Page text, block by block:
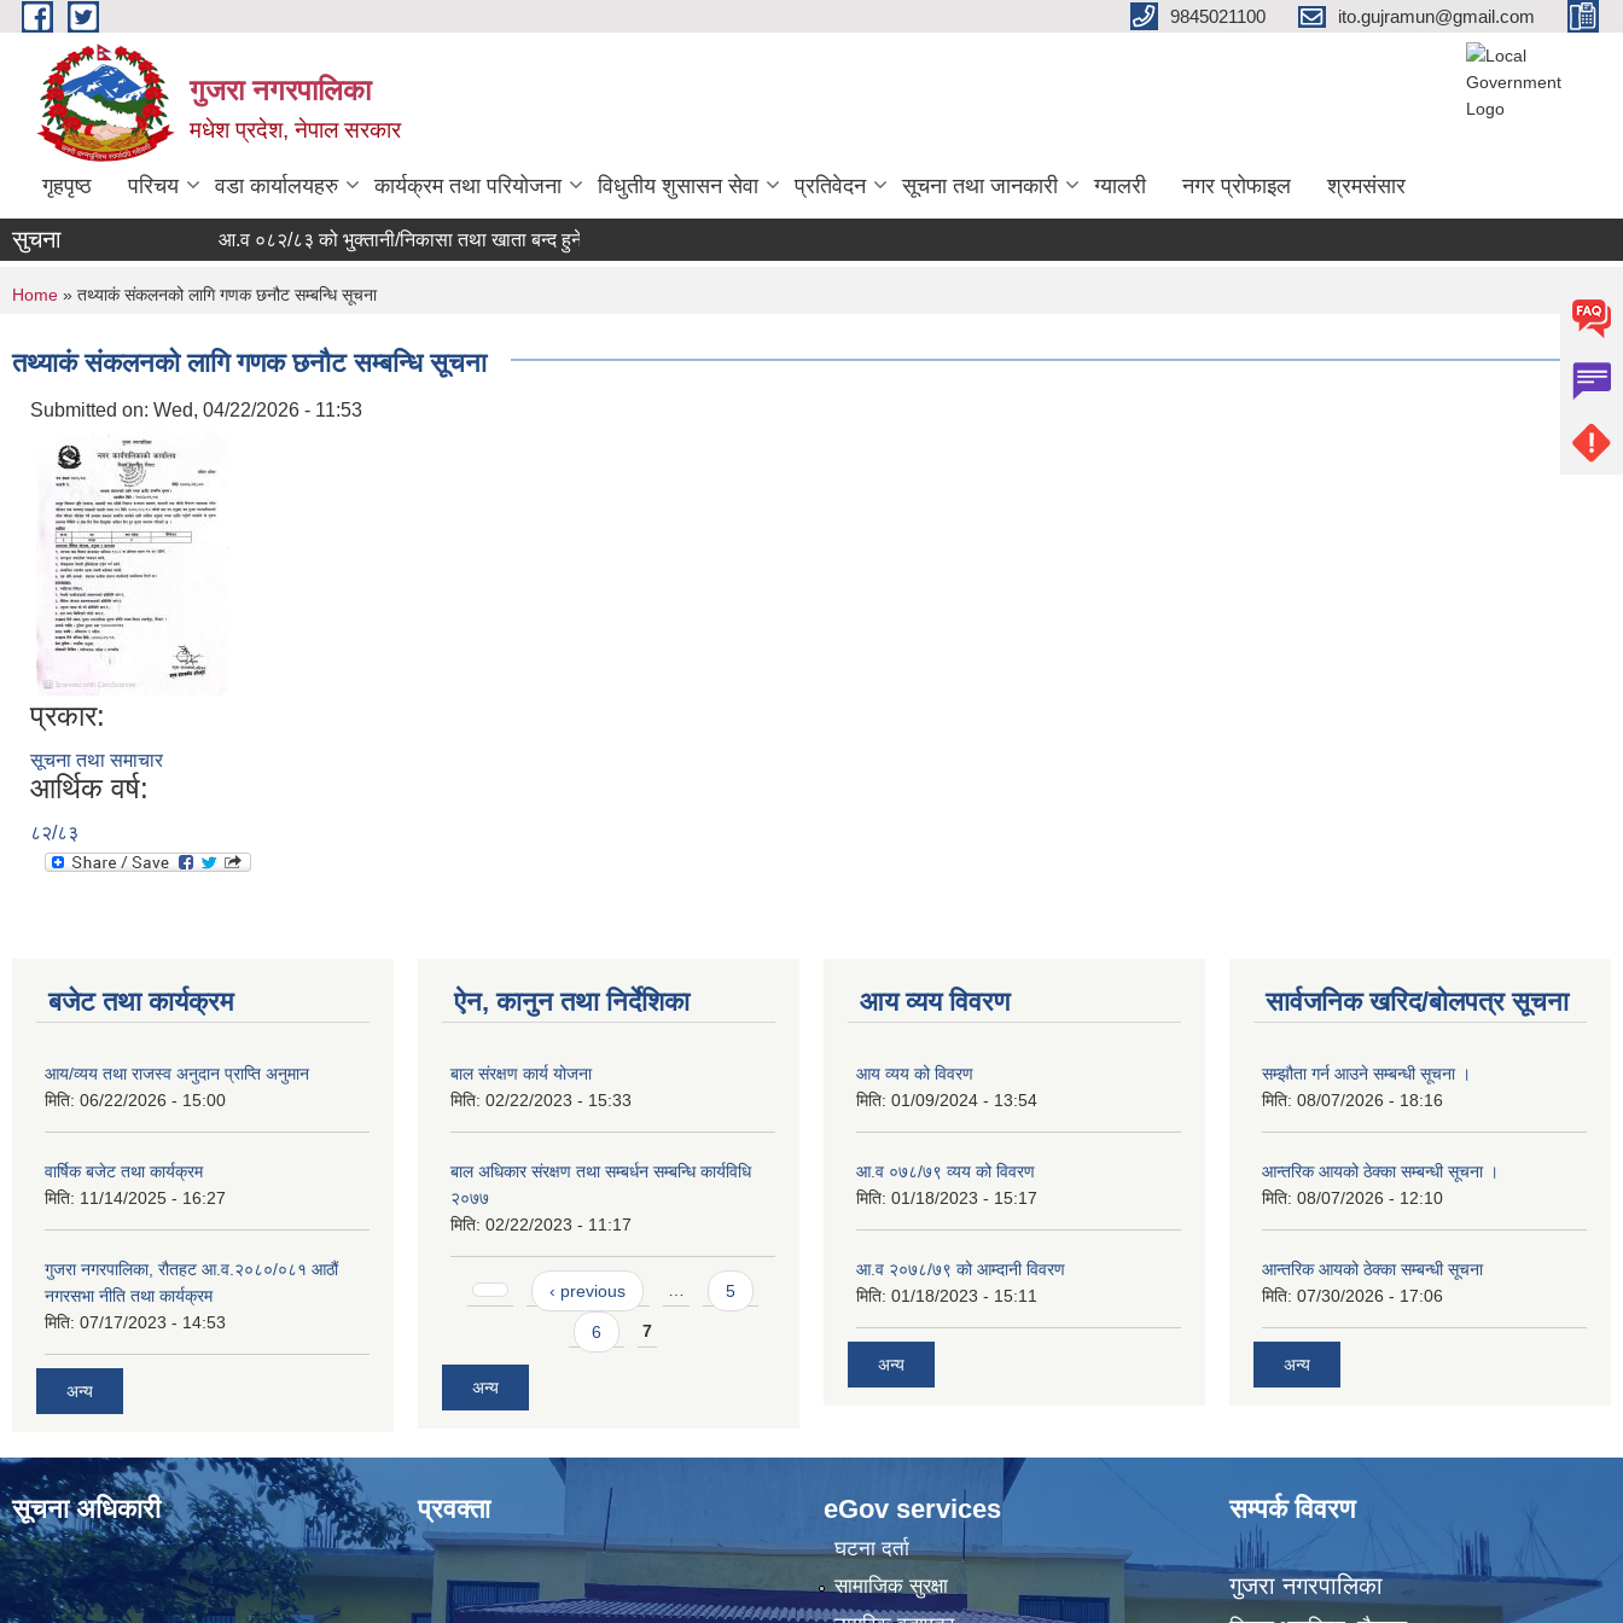
Skip to main content 9845021100 ito.gujramun@gmail.com
गुजरा नगरपालिका
मधेश प्रदेश, नेपाल सरकार
गृहपृष्ठ परिचय वडा कार्यालयहरु कार्यक्रम तथा परियोजना विधुतीय शुसासन सेवा प्रतिवेदन सूचना तथा जानकारी ग्यालरी नगर प्रोफाइल श्रमसंसार
सुचना आ.व ०८२/८३ को भु्क्तानी/निकासा तथा खाता बन्द हुने सम्बन्धमा ।
You are here
Home » तथ्याकं संकलनको लागि गणक छनौट सम्बन्धि सूचना
तथ्याकं संकलनको लागि गणक छनौट सम्बन्धि सूचना
Submitted on: Wed, 04/22/2026 - 11:53
प्रकार:
सूचना तथा समाचार
आर्थिक वर्ष:
८२/८३
बजेट तथा कार्यक्रम
आय/व्यय तथा राजस्व अनुदान प्राप्ति अनुमान
मिति: 06/22/2026 - 15:00
वार्षिक बजेट तथा कार्यक्रम
मिति: 11/14/2025 - 16:27
गुजरा नगरपालिका, रौतहट आ.व.२०८०/०८१ आठौं
नगरसभा नीति तथा कार्यक्रम
मिति: 07/17/2023 - 14:53
अन्य
ऐन, कानुन तथा निर्देशिका
बाल संरक्षण कार्य योजना
मिति: 02/22/2023 - 15:33
बाल अधिकार संरक्षण तथा सम्बर्धन सम्बन्धि कार्यविधि
२०७७
मिति: 02/22/2023 - 11:17
Pages ‹ previous … 5
6 7
अन्य
आय व्यय विवरण
आय व्यय को विवरण
मिति: 01/09/2024 - 13:54
आ.व ०७८/७९ व्यय को विवरण
मिति: 01/18/2023 - 15:17
आ.व २०७८/७९ को आम्दानी विवरण
मिति: 01/18/2023 - 15:11
अन्य
सार्वजनिक खरिद/बोलपत्र सूचना
सम्झौता गर्न आउने सम्बन्धी सूचना ।
मिति: 08/07/2026 - 18:16
आन्तरिक आयको ठेक्का सम्बन्धी सूचना ।
मिति: 08/07/2026 - 12:10
आन्तरिक आयको ठेक्का सम्बन्धी सूचना
मिति: 07/30/2026 - 17:06
अन्य
सूचना अधिकारी प्रवक्ता eGov services
घटना दर्ता
सामाजिक सुरक्षा
सम्पर्क विवरण
गुजरा नगरपालिका